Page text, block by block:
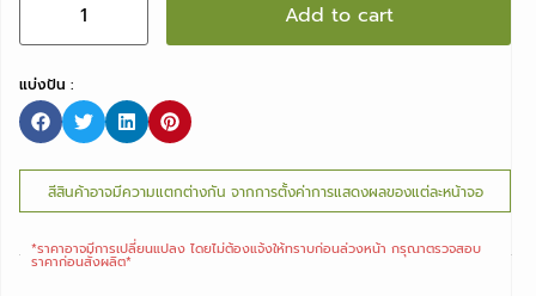
Add to cart
แบ่งปัน :
สีสินค้าอาจมีความแตกต่างกัน จากการตั้งค่าการแสดงผลของแต่ละหน้าจอ
*ราคาอาจมีการเปลี่ยนแปลง ไดยไม่ต้องแจ้งให้ทราบก่อนล่วงหน้า กรุณาตรวจสอบ
ราคาก่อนสั่งผลิต*